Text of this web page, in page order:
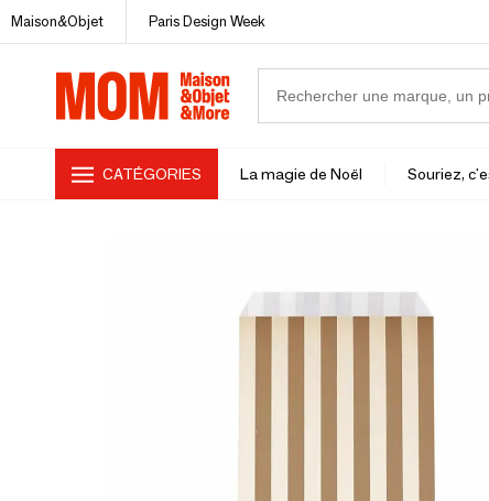
Maison&Objet Paris Design Week
CATÉGORIES La magie de Noël Souriez,